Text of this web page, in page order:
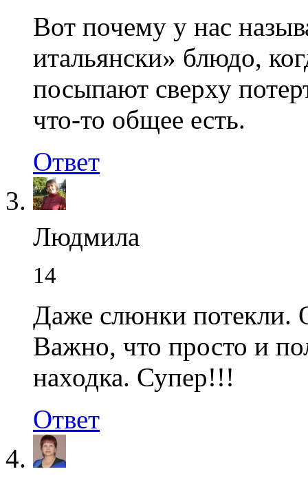
Вот почему у нас
итальянски» блюдо,
посыпают сверху
что-то общее есть.
Ответ
Людмила
14
Даже слюнки
Важно, что просто и
находка. Супер!!!
Ответ